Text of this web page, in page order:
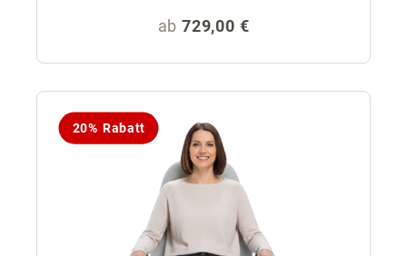
Regulärer Preis:
ab 729,00 €
20% Rabatt